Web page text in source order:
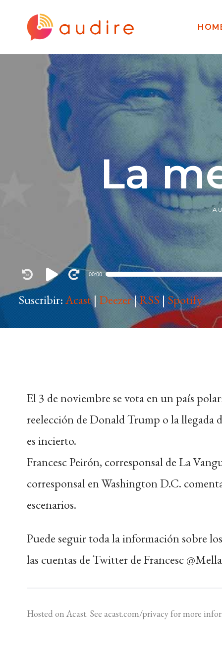
La
Audio
Player
00:00
Suscribir:Acast|Deezer|RSS|Spotify
El 3 de noviembre se vota en un país
reelección de Donald Trump o la llegada
es incierto.
Francesc Peirón, corresponsal de La
corresponsal en Washington D.C.
escenarios.
Puede seguir toda la información sobre
las cuentas de Twitter de Francesc
Hosted on Acast. See acast.com/privacyfor more